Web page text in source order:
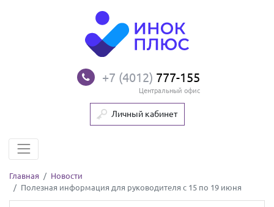
+7 (4012) 777-155
Центральный офис
Личный кабинет
Главная
Новости
Полезная информация для руководителя с 15 по 19 июня